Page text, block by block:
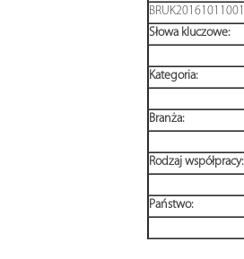
BRUK20161011001
Słowa kluczowe:
Kategoria:
Branża:
Rodzaj współpracy:
Państwo: